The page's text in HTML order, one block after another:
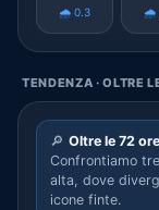
🌧️ 0.3 🌧️
TENDENZA · OLTRE
🔎 Oltre le 72
Confrontiamo
alta, dove
icone finte.